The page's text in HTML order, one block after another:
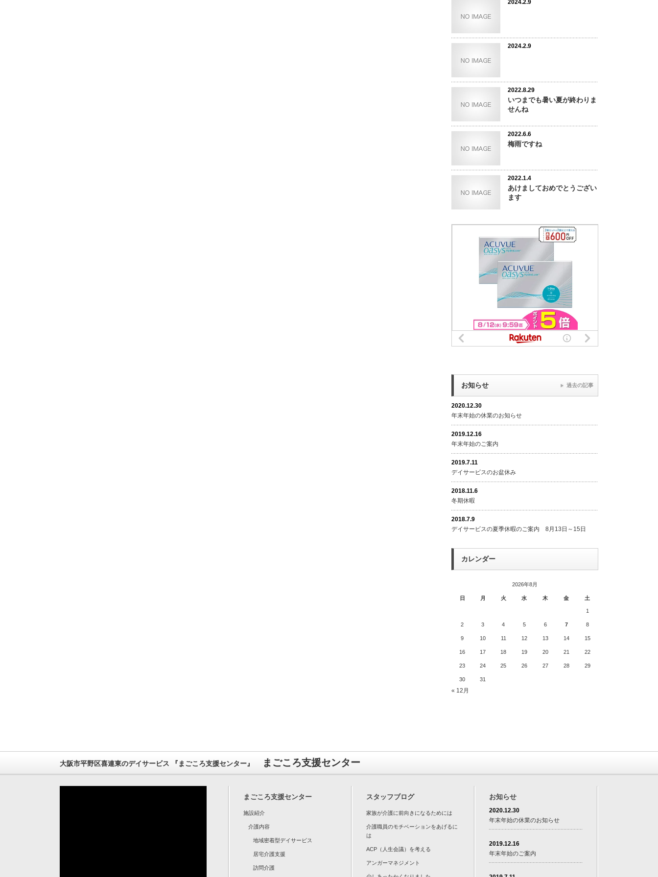
2024.2.9
2024.2.9
2022.8.29
いつまでも暑い夏が終わりま
せんね
2022.6.6
梅雨ですね
2022.1.4
あけましておめでとうござい
ます
お知らせ
2020.12.30
年末年始の休業のお知らせ
2019.12.16
年末年始のご案内
2019.7.11
デイサービスのお盆休み
2018.11.6
冬期休暇
2018.7.9
デイサービスの夏季休暇のご案内 8月13日～15日
過去の記事
カレンダー
2026年8月
日 月 火 水 木 金 土
1
2 3 4 5 6 7 8
9 10 11 12 13 14 15
16 17 18 19 20 21 22
23 24 25 26 27 28 29
30 31
« 12月
大阪市平野区喜連東のデイサービス 『まごころ支援センター』 まごころ支援センター
まごころ支援センター
施設紹介
介護内容
地域密着型デイサービス
居宅介護支援
訪問介護
スタッフブログ
家族が介護に前向きになるためには
介護職員のモチベーションをあげるに
は
ACP（人生会議）を考える
アンガーマネジメント
お知らせ
2020.12.30
年末年始の休業のお知らせ
2019.12.16
年末年始のご案内